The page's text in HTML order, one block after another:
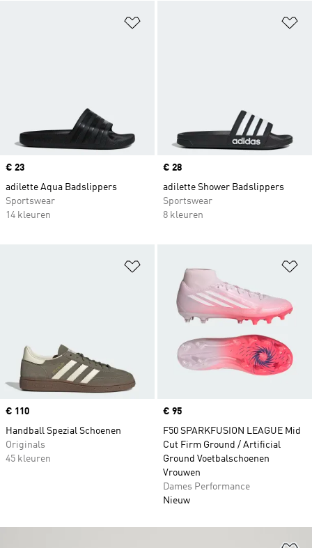
Price
€ 23
adilette Aqua Badslippers
Sportswear
14 kleuren
Price
€ 28
adilette Shower Badslippers
Sportswear
8 kleuren
Price
€ 110
Handball Spezial Schoenen
Originals
45 kleuren
Price
€ 95
F50 SPARKFUSION LEAGUE Mid
Cut Firm Ground / Artificial
Ground Voetbalschoenen
Vrouwen
Dames Performance
Nieuw